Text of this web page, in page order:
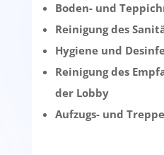
Boden- und
Reinigung des
Hygiene und
Reinigung des
der Lobby
Aufzugs- und